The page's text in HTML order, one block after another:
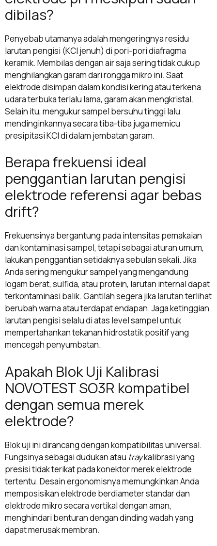
dibilas?
Penyebab utamanya adalah mengeringnya residu
larutan pengisi (KCl jenuh) di pori-pori diafragma
keramik. Membilas dengan air saja sering tidak cukup
menghilangkan garam dari rongga mikro ini. Saat
elektrode disimpan dalam kondisi kering atau terkena
udara terbuka terlalu lama, garam akan mengkristal.
Selain itu, mengukur sampel bersuhu tinggi lalu
mendinginkannya secara tiba-tiba juga memicu
presipitasi KCl di dalam jembatan garam.
Berapa frekuensi ideal
penggantian larutan pengisi
elektrode referensi agar bebas
drift?
Frekuensinya bergantung pada intensitas pemakaian
dan kontaminasi sampel, tetapi sebagai aturan umum,
lakukan penggantian setidaknya sebulan sekali. Jika
Anda sering mengukur sampel yang mengandung
logam berat, sulfida, atau protein, larutan internal dapat
terkontaminasi balik. Gantilah segera jika larutan terlihat
berubah warna atau terdapat endapan. Jaga ketinggian
larutan pengisi selalu di atas level sampel untuk
mempertahankan tekanan hidrostatik positif yang
mencegah penyumbatan.
Apakah Blok Uji Kalibrasi
NOVOTEST SO3R kompatibel
dengan semua merek
elektrode?
Blok uji ini dirancang dengan kompatibilitas universal.
Fungsinya sebagai dudukan atau traykalibrasi yang
presisi tidak terikat pada konektor merek elektrode
tertentu. Desain ergonomisnya memungkinkan Anda
memposisikan elektrode berdiameter standar dan
elektrode mikro secara vertikal dengan aman,
menghindari benturan dengan dinding wadah yang
dapat merusak membran.